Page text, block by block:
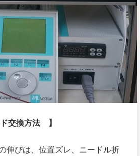
交換方法 】
伸びは、位置ズレ、ニードル折